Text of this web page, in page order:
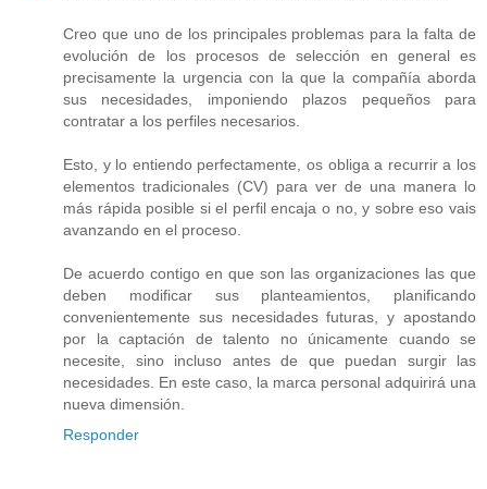
Creo que uno de los principales problemas para la falta de
evolución de los procesos de selección en general es
precisamente la urgencia con la que la compañía aborda
sus necesidades, imponiendo plazos pequeños para
contratar a los perfiles necesarios.
Esto, y lo entiendo perfectamente, os obliga a recurrir a los
elementos tradicionales (CV) para ver de una manera lo
más rápida posible si el perfil encaja o no, y sobre eso vais
avanzando en el proceso.
De acuerdo contigo en que son las organizaciones las que
deben modificar sus planteamientos, planificando
convenientemente sus necesidades futuras, y apostando
por la captación de talento no únicamente cuando se
necesite, sino incluso antes de que puedan surgir las
necesidades. En este caso, la marca personal adquirirá una
nueva dimensión.
Responder